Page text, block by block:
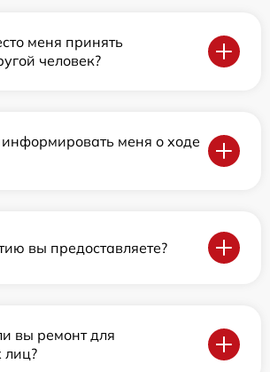
меня принять
человек?
меня о ходе
вы предоставляете?
вы ремонт для
лиц?